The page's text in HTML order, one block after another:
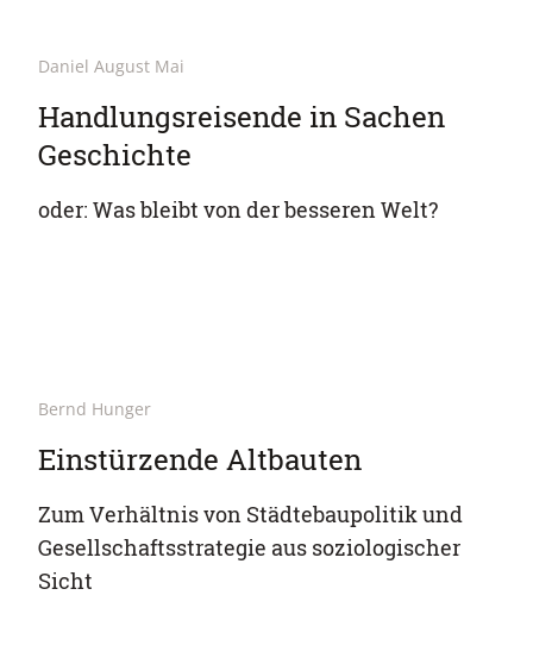
Daniel August Mai
Handlungsreisende in Sachen
Geschichte
oder: Was bleibt von der besseren Welt?
Bernd Hunger
Einstürzende Altbauten
Zum Verhältnis von Städtebaupolitik und
Gesellschaftsstrategie aus soziologischer
Sicht